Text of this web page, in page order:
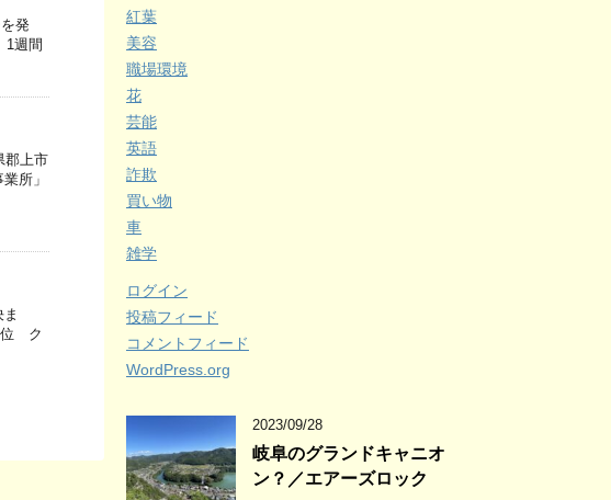
発
1週間
郡上市
所」
位 ク
紅葉
美容
職場環境
花
芸能
英語
詐欺
買い物
車
雑学
ログイン
投稿フィード
コメントフィード
WordPress.org
2023/09/28
岐阜のグランドキャニオ
ン？／エアーズロック